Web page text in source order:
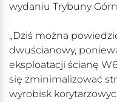
wydaniu Trybuny
„Dziś można
dwuścianowy,
eksploatacji ścianę
się zminimalizować
wyrobisk